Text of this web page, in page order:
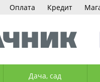
Оплата Кредит
Дача, сад